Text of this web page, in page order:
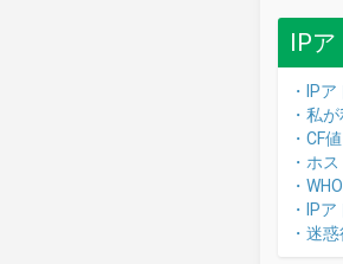
IPア
・IP
・私
・CF
・ホ
・
・IP
・迷